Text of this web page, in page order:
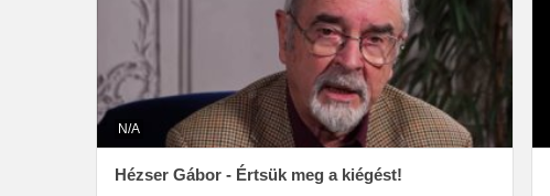
N/A
Hézser Gábor - Értsük meg a kiégést!